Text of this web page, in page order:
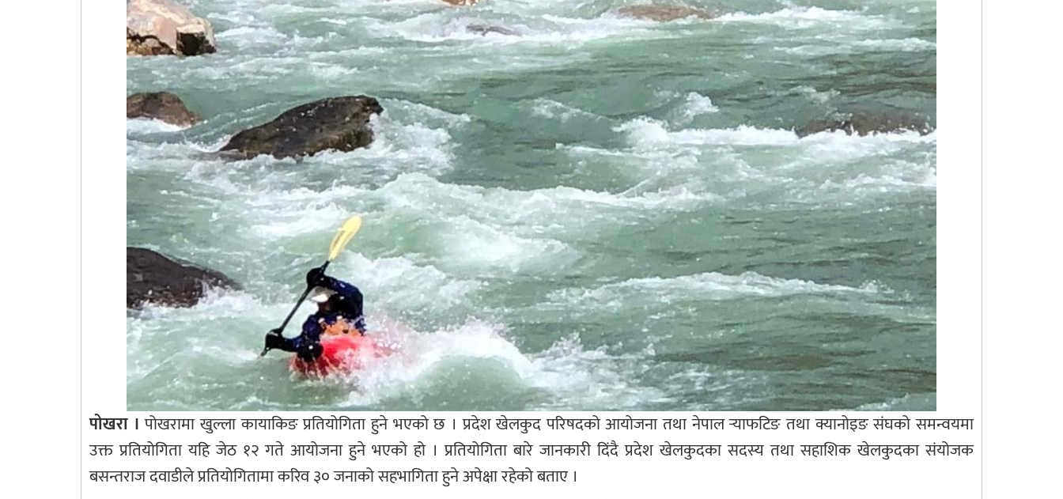
पोखरा । पोखरामा खुल्ला कायाकिङ प्रतियोगिता हुने भएको छ । प्रदेश खेलकुद परिषदको आयोजना तथा नेपाल र्‍याफटिङ तथा क्यानोइङ संघको समन्वयमा
उक्त प्रतियोगिता यहि जेठ १२ गते आयोजना हुने भएको हो । प्रतियोगिता बारे जानकारी दिंदै प्रदेश खेलकुदका सदस्य तथा सहाशिक खेलकुदका संयोजक
बसन्तराज दवाडीले प्रतियोगितामा करिव ३० जनाको सहभागिता हुने अपेक्षा रहेको बताए ।